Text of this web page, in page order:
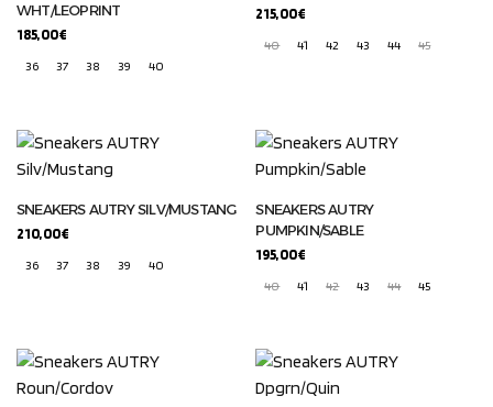
WHT/LEOPRINT
185,00€
36
37 38 39 40
215,00€
40
41 42 43 44 45
SNEAKERS AUTRY SILV/MUSTANG
210,00€
36
37 38 39 40
SNEAKERS AUTRY
PUMPKIN/SABLE
195,00€
40
41 42 43 44 45